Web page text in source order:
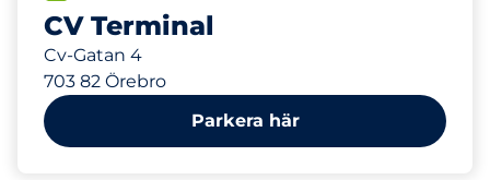
CV Terminal
Cv-Gatan 4
703 82 Örebro
Parkera här